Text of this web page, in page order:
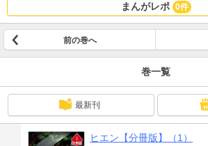
まんがレポ 0件
前の巻へ
巻一覧
最新刊
ヒエン【分冊版】（1）